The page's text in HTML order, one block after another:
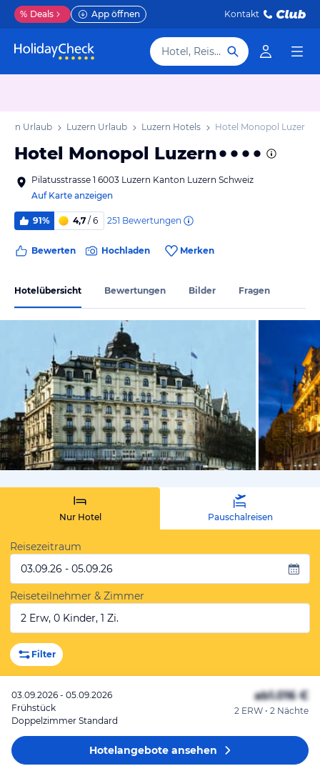
% Deals App öffnen Kontakt
Hotel, Reiseziel
Urlaub Luzern Urlaub Luzern Hotels Hotel Monopol Luzern
Hotel Monopol Luzern
Pilatusstrasse 1 6003 Luzern Kanton Luzern Schweiz
Auf Karte anzeigen
91% 4,7 / 6 251 Bewertungen
Bewerten Hochladen Merken
Hotelübersicht Bewertungen Bilder Fragen
vom
Nur Hotel Pauschalreisen
Reisezeitraum
03.09.26 - 05.09.26
Reiseteilnehmer & Zimmer
2 Erw, 0 Kinder, 1 Zi.
Filter
03.09.2026 - 05.09.2026
Frühstück
Doppelzimmer Standard
ab1.016 €
2 ERW • 2 Nächte
Hotelangeboteansehen